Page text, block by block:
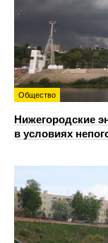
Общество
Нижегородские
в условиях